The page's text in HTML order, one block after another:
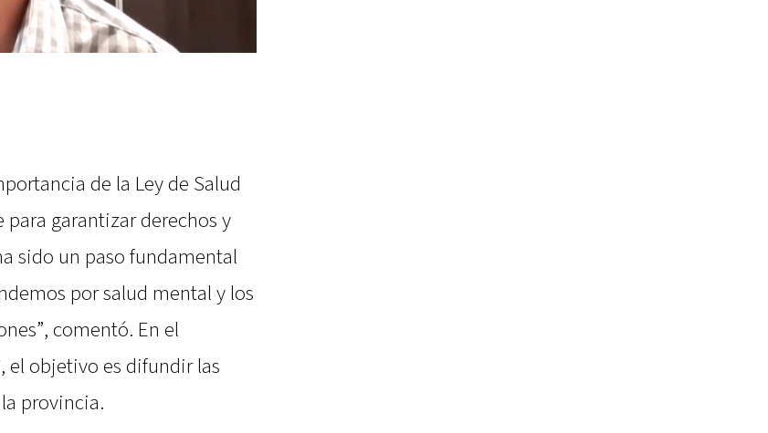
de la Ley de Salud
garantizar derechos y
sido un paso fundamental
por salud mental y los
comentó. En el
el objetivo es difundir las
provincia.